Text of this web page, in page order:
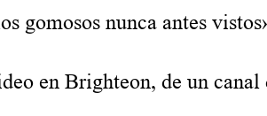
gomosos nunca antes
Brighteon, de un canal